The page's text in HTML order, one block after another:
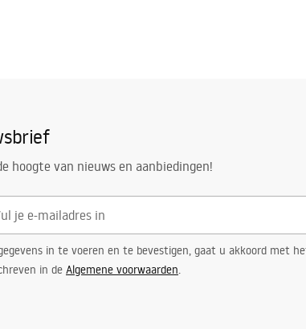
hoogte van nieuws en aanbiedingen!
in te voeren en te bevestigen, gaat u akkoord met
in de Algemene voorwaarden.